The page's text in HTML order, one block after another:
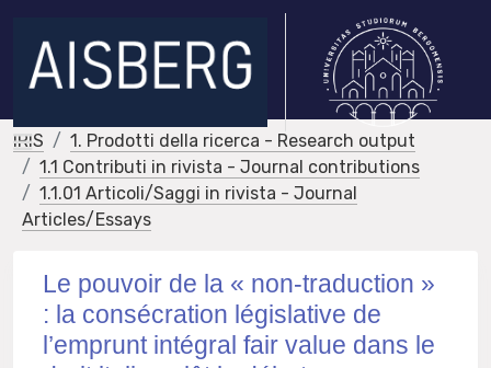
IRIS
1. Prodotti della ricerca - Research output
1.1 Contributi in rivista - Journal contributions
1.1.01 Articoli/Saggi in rivista - Journal
Articles/Essays
Le pouvoir de la « non-traduction »
: la consécration législative de
l’emprunt intégral fair value dans le